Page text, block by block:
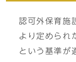
認可外保育施
より定められ
という基準が